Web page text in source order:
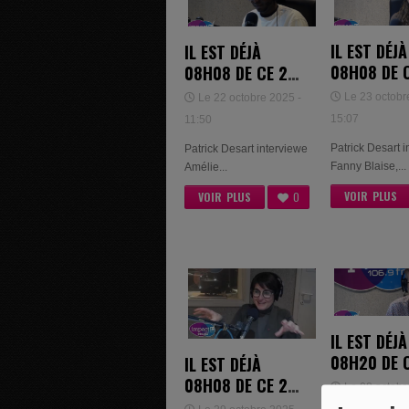
IL EST DÉJÀ
08H08 DE CE 21
OCTOBRE 2025 -
AMÉLIE ET ERIC
Le 22 octobre 2025 -
11:50
Patrick Desart interviewe
Amélie...
VOIR PLUS 0
IL EST DÉJÀ
08H08 DE
OCTOBRE
FANNY
Le 23
15:07
Patrick Desart
Fanny Blaise,...
VOIR PLUS
IL EST DÉJÀ
08H08 DE CE 28
IL EST DÉJÀ
08H20 DE
OCTOBRE
VINCENT
Le 08